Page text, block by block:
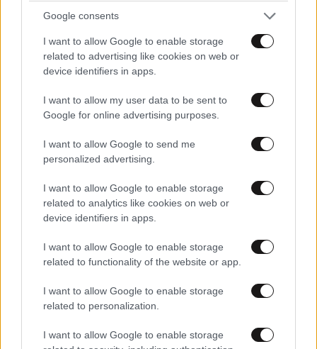
Google consents
I want to allow Google to enable storage
related to advertising like cookies on web or
device identifiers in apps.
I want to allow my user data to be sent to
Google for online advertising purposes.
I want to allow Google to send me
personalized advertising.
I want to allow Google to enable storage
related to analytics like cookies on web or
device identifiers in apps.
I want to allow Google to enable storage
related to functionality of the website or app.
I want to allow Google to enable storage
related to personalization.
I want to allow Google to enable storage